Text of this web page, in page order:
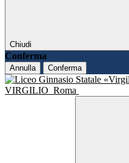
Chiudi
Conferma
Annulla Conferma
VIRGILIO Roma